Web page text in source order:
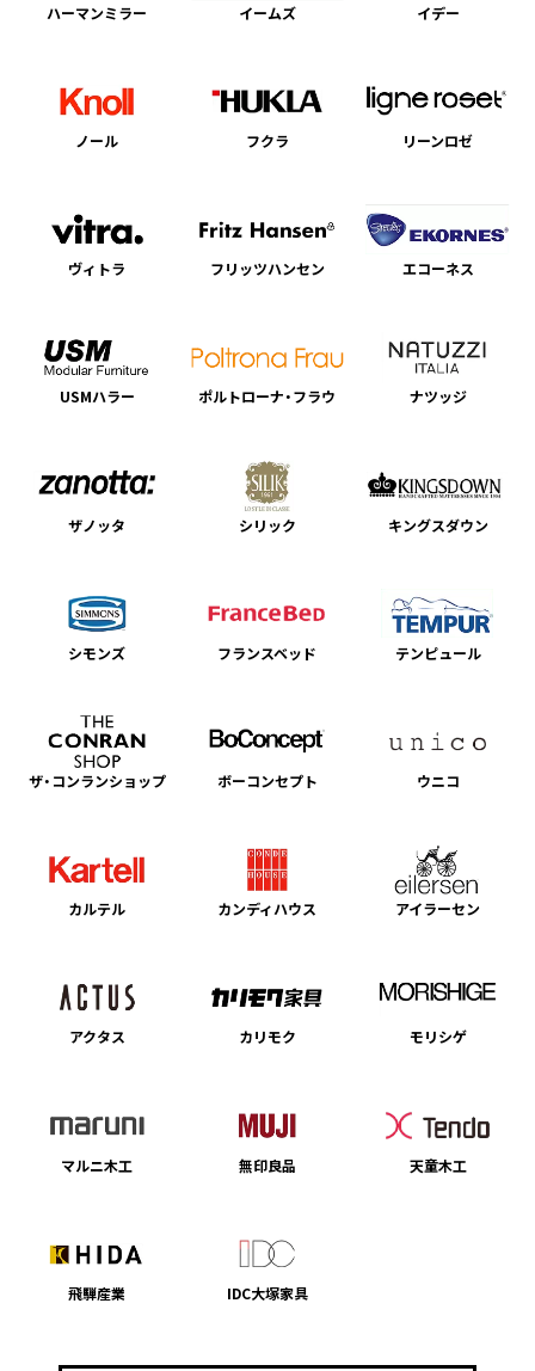
ハーマンミラー イームズ イデー
ノール フクラ リーンロゼ
ヴィトラ フリッツハンセン エコーネス
USMハラー ポルトローナ・フラウ ナツッジ
ザノッタ シリック キングスダウン
シモンズ フランスベッド テンピュール
ザ・コンランショップ ボーコンセプト ウニコ
カルテル カンディハウス アイラーセン
アクタス カリモク モリシゲ
マルニ木工 無印良品 天童木工
飛騨産業 IDC大塚家具